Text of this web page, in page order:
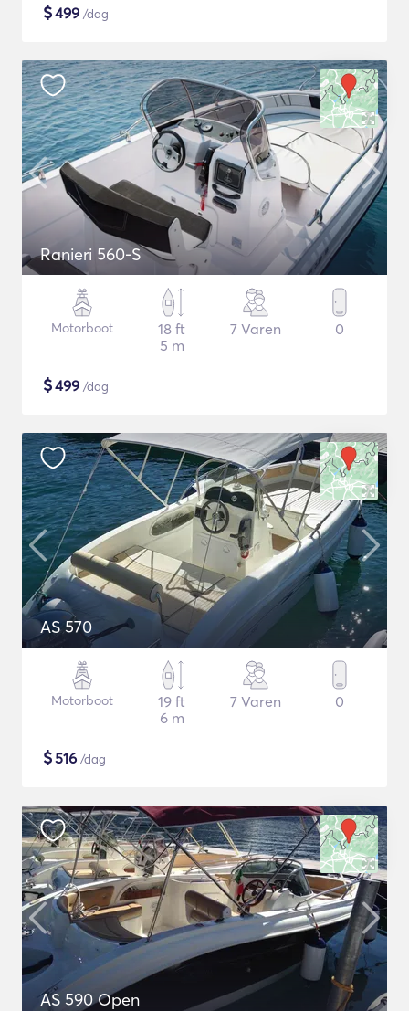
$499 /dag
Ranieri 560-S
Motorboot
18 ft
5 m
7 Varen 0
$499 /dag
AS 570
Motorboot
19 ft
6 m
7 Varen 0
$516 /dag
AS 590 Open